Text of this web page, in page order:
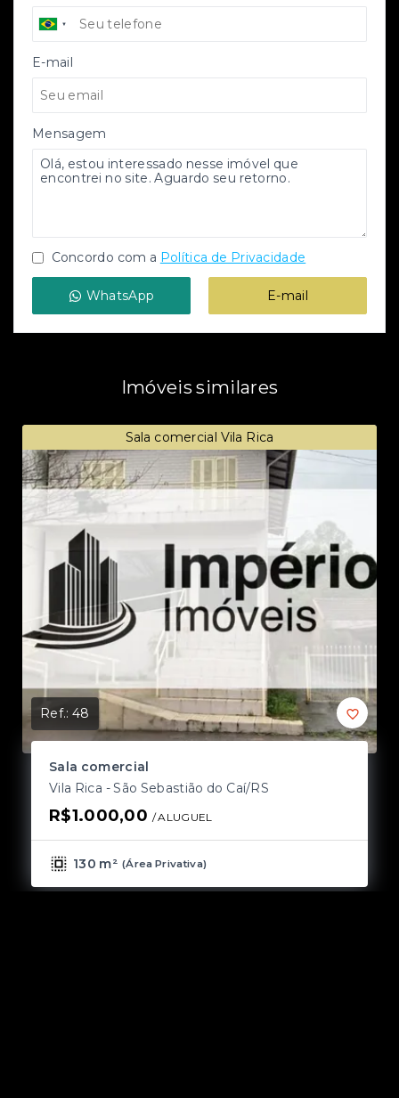
E-mail
Mensagem
Concordo com a Política de Privacidade
WhatsApp E-mail
Imóveis similares
Sala comercial Vila Rica
Ref.:48
Sala comercial
Vila Rica - São Sebastião do Caí/RS
R$1.000,00 / ALUGUEL
130 m² (Área Privativa)